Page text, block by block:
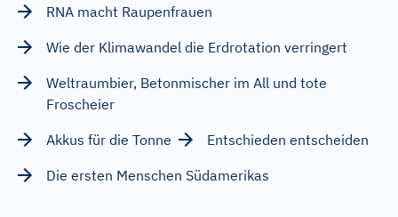
RNA macht Raupenfrauen
Wie der Klimawandel die Erdrotation verringert
Weltraumbier, Betonmischer im All und tote
Froscheier
Akkus für die Tonne
Entschieden entscheiden
Die ersten Menschen Südamerikas